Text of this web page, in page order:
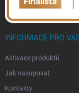
INFORMACE PRO
Aktivace produktů
Jak nakupovat
Kontakty